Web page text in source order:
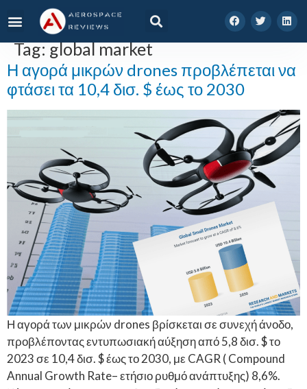
Tag:global market
Η αγορά μικρών drones προβλέπεται να
φτάσει τα 10,4 δισ. $ έως το 2030
Η αγορά των μικρών drones βρίσκεται σε συνεχή άνοδο,
προβλέποντας εντυπωσιακή αύξηση από 5,8 δισ. $ το
2023 σε 10,4 δισ. $ έως το 2030, με CAGR ( Compound
Annual Growth Rate– ετήσιο ρυθμό ανάπτυξης) 8,6%.